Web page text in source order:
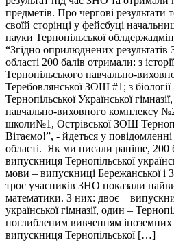
предметів. Про чергові результати
своїй сторінці у фейсбуці
науки Тернопільської
“Згідно оприлюднених
області 200 балів отримали: з
Тернопільського навчально-
Теребовлянської ЗОШ #1; з
Тернопільської Української
навчально-виховного комплексу
школи№1, Острівської ЗОШ
Вітаємо!”, - йдеться у
області. Як ми писали раніше, 200
випускниця Тернопільської
мови – випускниці Бережанської і
троє учасників ЗНО показали
математики. З них: двоє –
української гімназії, один –
поглибленим вивченням
випускниця Тернопільської […]